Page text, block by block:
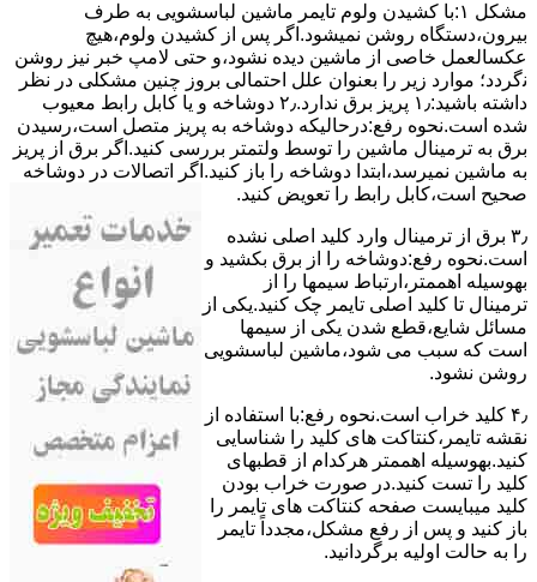
مشکل ۱:ﺑﺎ ﮐﺸﯿﺪن وﻟﻮم ﺗﺎﯾﻤﺮ ماشین لباسشویی به طرف
ﺑﯿﺮون،دستگاه روﺷﻦ نمیشود.اﮔﺮ ﭘﺲ از ﮐﺸﯿﺪن وﻟﻮم،ﻫﯿﭻ
عکسالعمل ﺧﺎﺻﯽ از ﻣﺎﺷﯿﻦ دﯾﺪه نشود،و حتی ﻻﻣﭗ ﺧﺒﺮ ﻧﯿﺰ روﺷﻦ
ﻧگردد؛ موارد زیر را بعنوان ﻋﻠﻞ احتمالی بروز چنین مشکلی در نظر
داشته باشید:۱٫ ﭘﺮﯾﺰ ﺑﺮق ﻧﺪارد.۲٫ دوﺷﺎﺧﻪ و ﯾﺎ ﮐﺎﺑﻞ راﺑﻂ ﻣﻌﯿﻮب
ﺷﺪه است.نحوه رفع:درحالیکه دوﺷﺎﺧﻪ ﺑﻪ ﭘﺮﯾﺰ ﻣﺘﺼﻞ اﺳﺖ،رﺳﯿﺪن
ﺑﺮق ﺑﻪ ﺗﺮﻣﯿﻨﺎل ﻣﺎﺷﯿﻦ را ﺗﻮﺳﻂ ولتمتر بررسی ﮐﻨﯿﺪ.اﮔﺮ ﺑﺮق از ﭘﺮﯾﺰ
ﺑﻪ ﻣﺎﺷﯿﻦ نمیرسد،اﺑﺘﺪا دوشاخه را باز کنید.اﮔﺮ اﺗﺼﺎﻻت در دوشاخه
ﺻﺤﯿﺢ اﺳﺖ،ﮐﺎﺑﻞ راﺑﻂ را ﺗﻌﻮﯾﺾ کنید.
۳٫ ﺑﺮق از ﺗﺮﻣﯿﻨﺎل وارد ﮐﻠﯿﺪ اﺻﻠﯽ ﻧﺸﺪه
است.نحوه رﻓﻊ:دوشاخه را از ﺑﺮق بکشید و
بهوسیله اهممتر،ارﺗﺒﺎط سیمها را از
ﺗﺮﻣﯿﻨﺎل ﺗﺎ ﮐﻠﯿﺪ اﺻﻠﯽ ﺗﺎﯾﻤﺮ چک کنید.یکی از
مسائل شایع،ﻗﻄﻊ شدن ﯾﮑﯽ از سیمها
است که سبب می شود،ﻣﺎﺷﯿﻦ لباسشویی
روﺷﻦ نشود.
۴٫ ﮐﻠﯿﺪ ﺧﺮاب اﺳﺖ.نحوه رفع:ﺑﺎ اﺳﺘﻔﺎده از
ﻧﻘﺸﻪ ﺗﺎﯾﻤﺮ،ﮐﻨﺘﺎﮐﺖ ﻫﺎی ﮐﻠﯿﺪ را ﺷﻨﺎﺳﺎﯾﯽ
کنید.بهوسیله اهممتر هرکدام از قطبهای
ﮐﻠﯿﺪ را ﺗﺴﺖ ﮐﻨﯿﺪ.در ﺻﻮرت ﺧﺮاب ﺑﻮدن
ﮐﻠﯿﺪ میبایست ﺻﻔﺤﻪ ﮐﻨﺘﺎﮐﺖ ﻫﺎی ﺗﺎﯾﻤﺮ را
باز کنید و ﭘﺲ از رﻓﻊ مشکل،مجدداً ﺗﺎﯾﻤﺮ
را به حالت اوﻟﯿﻪ برگردانید.